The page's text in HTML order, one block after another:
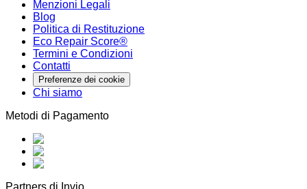
Menzioni Legali
Blog
Politica di Restituzione
Eco Repair Score®
Termini e Condizioni
Contatti
Preferenze dei cookie
Chi siamo
Metodi di Pagamento